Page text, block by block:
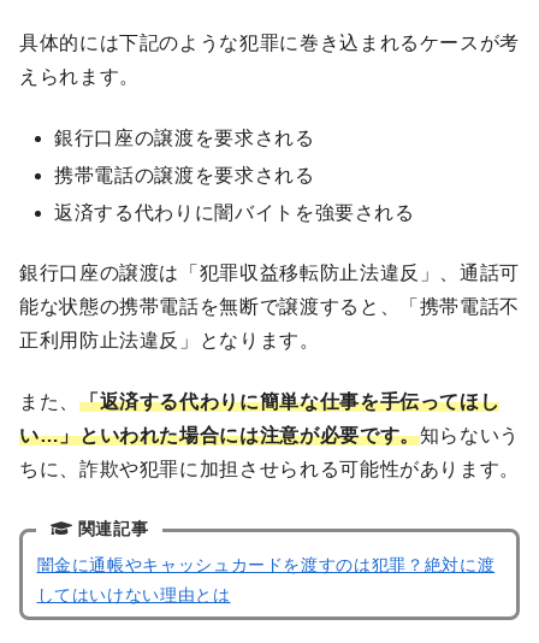
具体的には下記のような犯罪に巻き込まれるケースが考
えられます。
銀行口座の譲渡を要求される
携帯電話の譲渡を要求される
返済する代わりに闇バイトを強要される
銀行口座の譲渡は「犯罪収益移転防止法違反」、通話可
能な状態の携帯電話を無断で譲渡すると、「携帯電話不
正利用防止法違反」となります。
また、 「返済する代わりに簡単な仕事を手伝ってほし
い…」といわれた場合には注意が必要です。知らないう
ちに、詐欺や犯罪に加担させられる可能性があります。
関連記事
闇金に通帳やキャッシュカードを渡すのは犯罪？絶対に渡
してはいけない理由とは